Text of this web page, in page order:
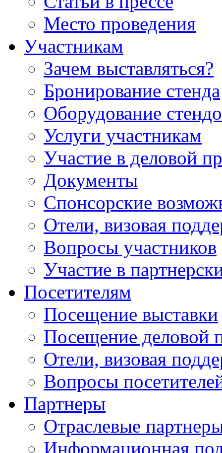
Место проведения
Участникам
Зачем выставляться?
Бронирование стенда
Оборудование
Услуги участникам
Участие в деловой
Документы
Спонсорские
Отели, визовая
Вопросы участников
Участие в
Посетителям
Посещение выставки
Посещение деловой
Отели, визовая
Вопросы
Партнеры
Отраслевые
Информационная